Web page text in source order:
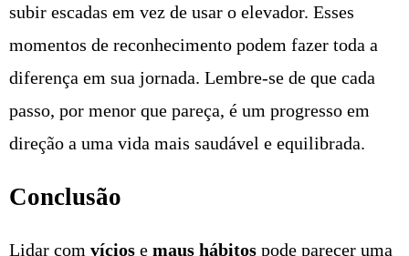
subir escadas em vez de usar o elevador. Esses
momentos de reconhecimento podem fazer toda a
diferença em sua jornada. Lembre-se de que cada
passo, por menor que pareça, é um progresso em
direção a uma vida mais saudável e equilibrada.
Conclusão
Lidar com vícios e maus hábitos pode parecer uma